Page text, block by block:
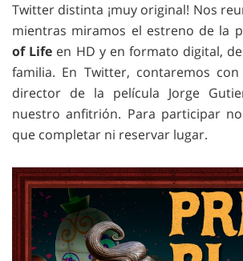
Twitter distinta ¡muy original! Nos
mientras miramos el estreno de la
of Life en HD y en formato digital,
familia. En Twitter, contaremos
director de la película Jorge
nuestro anfitrión. Para participar
que completar ni reservar lugar.